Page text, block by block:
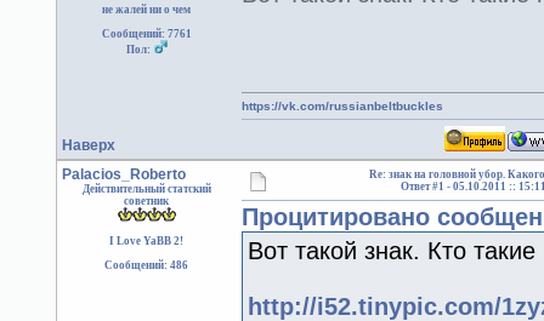
не жалей ни о чем
Сообщений: 7761
Пол:
Наверх
https://vk.com/russianbeltbuckles
Palacios_Roberto
Действительный статский
советник
I Love YaBB 2!
Сообщений: 486
Re: знак на головной убор.
Ответ #1 -05.10.2011 ::
Процитировано
Вот такой знак. Кто
http://i52.tinypic.com/